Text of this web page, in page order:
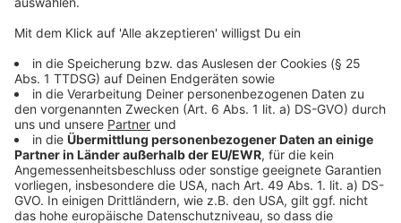
ambitionierten Schauerte zum SV Sandhausen, mit
dem er in der Spielzeit 2011/12 den Aufstieg in die 2.
Außenverteidiger 31 Mal in der Startelf, kam
insgesamt auf 33 Einsätze. Nach insgesamt fünf
Jahren im Hardtwald wechselte Schauerte zu Fortuna
Düsseldorf. Mit den Fortunen gelang dem Rechtsfuß
in der Saison 2017/18 der Aufstieg in die Bundesliga,
sein Weg führte ihn anschließend weiter zum KAS
Eupen nach Belgien.